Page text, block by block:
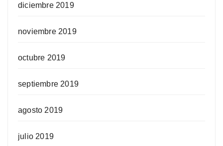
diciembre 2019
noviembre 2019
octubre 2019
septiembre 2019
agosto 2019
julio 2019